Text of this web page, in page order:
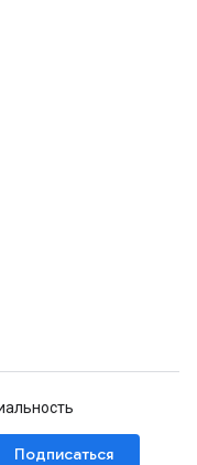
Подписаться